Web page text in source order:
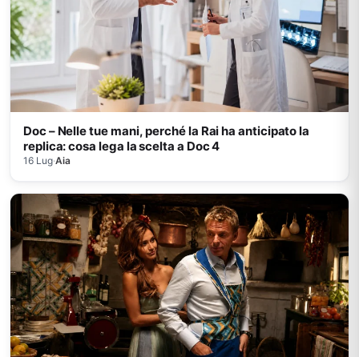
Doc – Nelle tue mani, perché la Rai ha anticipato la
replica: cosa lega la scelta a Doc 4
16 Lug·Aia